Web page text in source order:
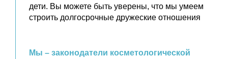
дети. Вы можете быть уверены, что мы умеем
строить долгосрочные дружеские отношения
Мы – законодатели косметологической